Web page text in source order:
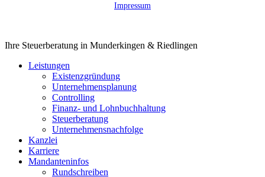
Impressum
Close
Ihre Steuerberatung in Munderkingen & Riedlingen
Leistungen
Existenzgründung
Unternehmensplanung
Controlling
Finanz- und Lohnbuchhaltung
Steuerberatung
Unternehmensnachfolge
Kanzlei
Karriere
Mandanteninfos
Rundschreiben